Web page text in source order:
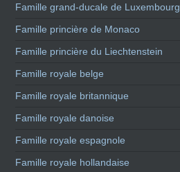
Famille grand-ducale de Luxembourg
Famille princière de Monaco
Famille princière du Liechtenstein
Famille royale belge
Famille royale britannique
Famille royale danoise
Famille royale espagnole
Famille royale hollandaise